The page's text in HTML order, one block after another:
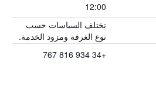
12:00
تختلف السياسات حسب
نوع الغرفة ومزود الخدمة.
+34 934 816 767